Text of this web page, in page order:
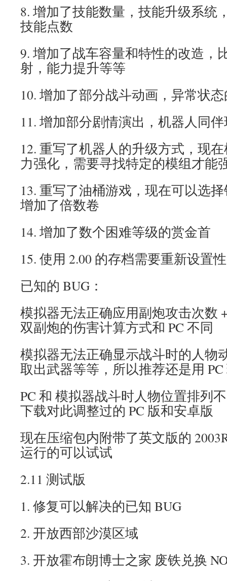
8. 增加了技能数量，技能升级系统
技能点数
9. 增加了战车容量和特性的改造，
射，能力提升等等
10. 增加了部分战斗动画，异常状
11. 增加部分剧情演出，机器人同
12. 重写了机器人的升级方式，现
力强化，需要寻找特定的模组才能
13. 重写了油桶游戏，现在可以选
增加了倍数卷
14. 增加了数个困难等级的赏金首
15. 使用 2.00 的存档需要重新设置
已知的 BUG：
模拟器无法正确应用副炮攻击次数
双副炮的伤害计算方式和 PC 不同
模拟器无法正确显示战斗时的人物
取出武器等等，所以推荐还是用 PC
PC 和 模拟器战斗时人物位置排列
下载对此调整过的 PC 版和安卓版
现在压缩包内附带了英文版的
运行的可以试试
2.11 测试版
1. 修复可以解决的已知 BUG
2. 开放西部沙漠区域
3. 开放霍布朗博士之家 废铁兑换